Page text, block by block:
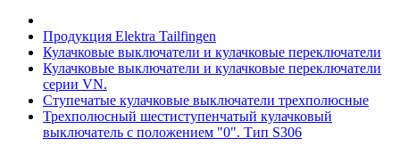
Продукция Elektra Tailfingen
Кулачковые выключатели и кулачковые переключатели
Кулачковые выключатели и кулачковые переключатели
серии VN.
Ступечатые кулачковые выключатели трехполюсные
Трехполюсный шестиступенчатый кулачковый
выключатель с положением "0". Тип S306